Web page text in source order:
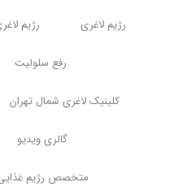
رژیم لاغری رژیم
رفع سلولیت
کلینیک لاغری شمال تهران
گالری ویدیو
متخصص رژیم